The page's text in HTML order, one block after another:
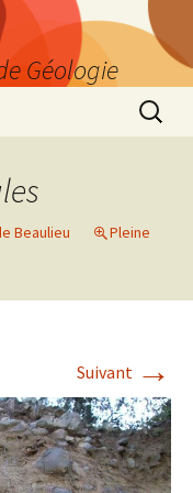
Géologie
Beaulieu
Pleine
Suivant →